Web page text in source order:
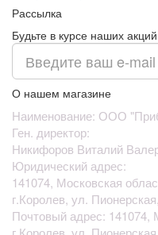
Рассылка
Будьте в курсе наших
О нашем магазине
Наименование: ООО
Ген. директор:
Никифоров Виталий
Юридический адрес:
141074, Московская
г.Королев, ул.
Почтовый адрес: 141074,